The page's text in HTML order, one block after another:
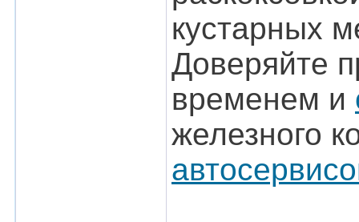
кустарных
Доверяйте
временем и
железного